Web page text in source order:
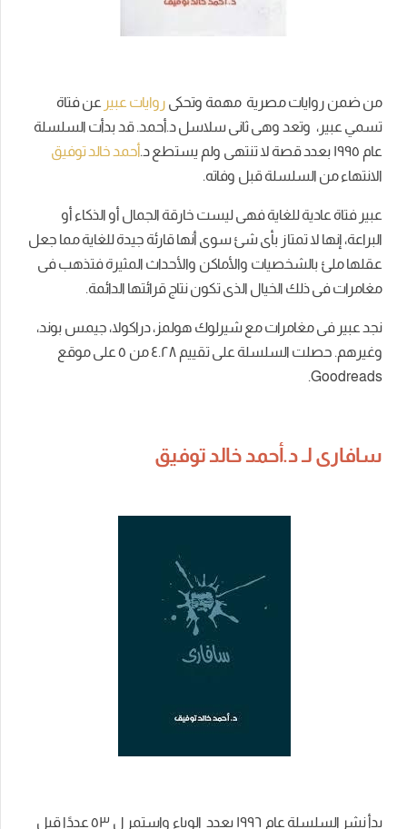
من ضمن روايات مصرية مهمة وتحكى روايات عبير عن فتاة
تسمي عبير، وتعد وهى ثانى سلاسل د.أحمد. قد بدأت السلسلة
عام ١٩٩٥ بعدد قصة لا تنتهى ولم يستطع د.
أحمد خالد توفيق
الانتهاء من السلسلة قبل وفاته.
عبير فتاة عادية للغاية فهى ليست خارقة الجمال أو الذكاء أو
البراعة، إنها لا تمتاز بأى شئ سوى أنها قارئة جيدة للغاية مما جعل
عقلها ملئ بالشخصيات والأماكن والأحداث المثيرة فتذهب فى
مغامرات فى ذلك الخيال الذى تكون نتاج قرائتها الدائمة.
نجد عبير فى مغامرات مع شيرلوك هولمز، دراكولا، جيمس بوند،
وغيرهم. حصلت السلسلة على تقييم ٤.٢٨ من ٥ على موقع
Goodreads.
سافارى لـ د.أحمد خالد توفيق
بدأ نشر السلسلة عام ١٩٩٦ بعدد الوباء واستمر ل ٥٣ عددًا قبل